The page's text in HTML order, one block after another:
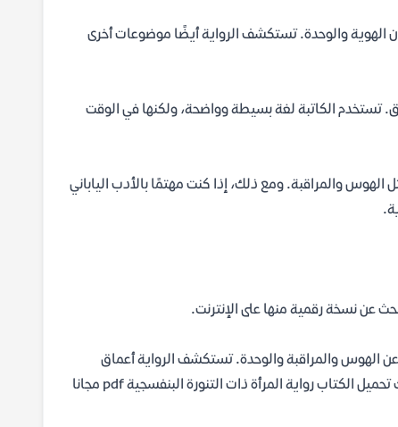
الهوية والوحدة. تستكشف الرواية أيضًا موضوعات أخرى
تستخدم الكاتبة لغة بسيطة وواضحة، ولكنها في الوقت
والمراقبة. ومع ذلك، إذا كنت مهتمًا بالأدب الياباني
عن نسخة رقمية منها على الإنترنت.
عن الهوس والمراقبة والوحدة. تستكشف الرواية أعماق
النفس البشرية وتثير تساؤلات عميقة حول الهوية والعلاقات الإنسانية. يمكنك تحميل الكتاب رواية المرأة ذات التنورة البنفسجية pdf مجانا